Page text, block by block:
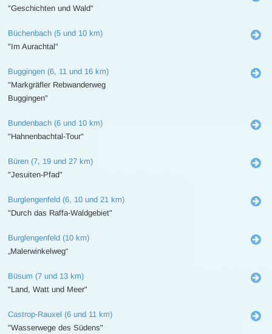
"Geschichten und Wald"
Büchenbach (5 und 10 km)
"Im Aurachtal"
Buggingen (6, 11 und 16 km)
"Markgräfler Rebwanderweg
Buggingen"
Bundenbach (6 und 10 km)
"Hahnenbachtal-Tour"
Büren (7, 19 und 27 km)
"Jesuiten-Pfad"
Burglengenfeld (6, 10 und 21 km)
"Durch das Raffa-Waldgebiet"
Burglengenfeld (10 km)
„Malerwinkelweg“
Büsum (7 und 13 km)
"Land, Watt und Meer"
Castrop-Rauxel (6 und 11 km)
"Wasserwege des Südens"